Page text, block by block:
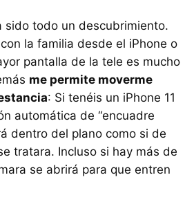
sido todo un descubrimiento.
la familia desde el iPhone o
pantalla de la tele es mucho
me permite moverme
: Si tenéis un iPhone 11
automática de “encuadre
dentro del plano como si de
tratara. Incluso si hay más de
se abrirá para que entren